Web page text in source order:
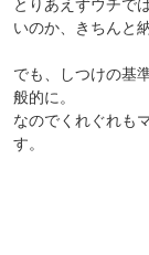
とりあえずウチで
いのか、きちんと
でも、しつけの基
般的に。
なのでくれぐれも
す。